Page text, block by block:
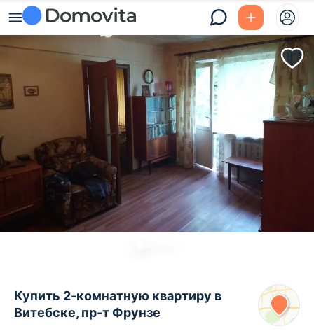
Купить 2-комнатную квартиру в
Витебске, пр-т Фрунзе